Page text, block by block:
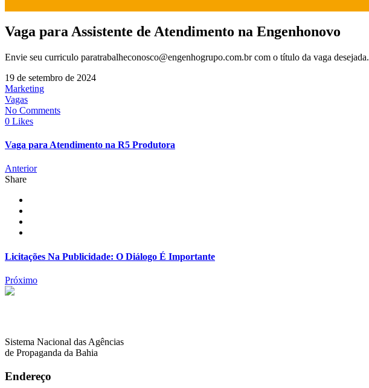
Vaga para Assistente de Atendimento na Engenhonovo
Envie seu curriculo paratrabalheconosco@engenhogrupo.com.br com o título da vaga desejada.
19 de setembro de 2024
Marketing
Vagas
No Comments
0 Likes
Vaga para Atendimento na R5 Produtora
Anterior
Share
Licitações Na Publicidade: O Diálogo É Importante
Próximo
Sistema Nacional das Agências
de Propaganda da Bahia
Endereço